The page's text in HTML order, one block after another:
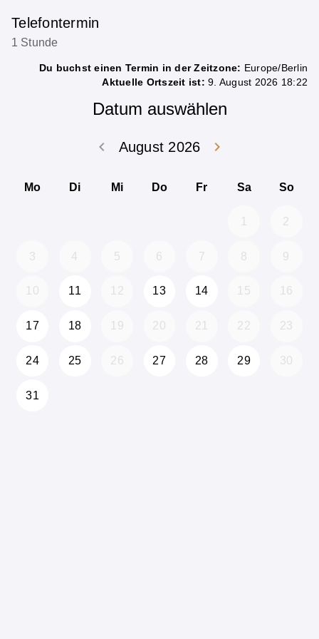
Telefontermin
1 Stunde
Du buchst einen Termin in der Zeitzone: Europe/Berlin
Aktuelle Ortszeit ist: 9. August 2026 18:22
Datum auswählen
August 2026
keyboard_arrow_left
keyboard_arrow_right
Mo Di Mi Do Fr Sa So
2
3 4 5 6 7 8 9
10 11 12 13 14 15 16
17 18 19 20 21 22 23
24 25 26 27 28 29 30
31